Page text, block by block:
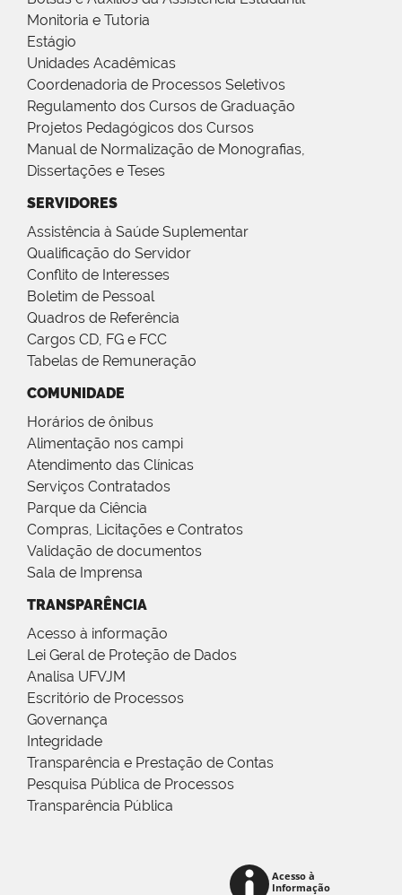
Monitoria e Tutoria
Estágio
Unidades Acadêmicas
Coordenadoria de Processos Seletivos
Regulamento dos Cursos de Graduação
Projetos Pedagógicos dos Cursos
Manual de Normalização de Monografias,
Dissertações e Teses
SERVIDORES
Assistência à Saúde Suplementar
Qualificação do Servidor
Conflito de Interesses
Boletim de Pessoal
Quadros de Referência
Cargos CD, FG e FCC
Tabelas de Remuneração
COMUNIDADE
Horários de ônibus
Alimentação nos campi
Atendimento das Clínicas
Serviços Contratados
Parque da Ciência
Compras, Licitações e Contratos
Validação de documentos
Sala de Imprensa
TRANSPARÊNCIA
Acesso à informação
Lei Geral de Proteção de Dados
Analisa UFVJM
Escritório de Processos
Governança
Integridade
Transparência e Prestação de Contas
Pesquisa Pública de Processos
Transparência Pública